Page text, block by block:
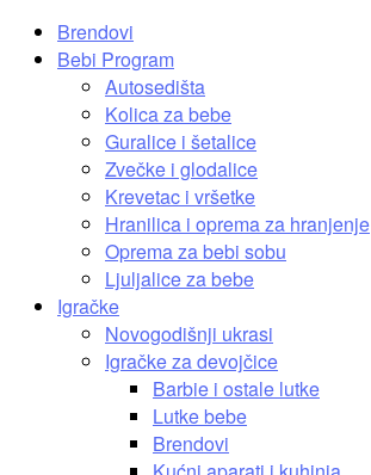
Brendovi
Bebi Program
Autosedišta
Kolica za bebe
Guralice i šetalice
Zvečke i glodalice
Krevetac i vršetke
Hranilica i oprema za hranjenje
Oprema za bebi sobu
Ljuljalice za bebe
Igračke
Novogodišnji ukrasi
Igračke za devojčice
Barbie i ostale lutke
Lutke bebe
Brendovi